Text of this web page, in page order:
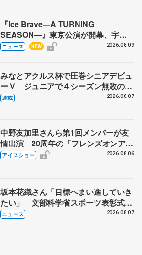
『Ice Brave―A TURNING
SEASON―』東京公演が開幕、宇野
昌磨の『Ice Brave』にかける思いを
ニュース NEW 2026.08.09
みなとアクルス杯で圧巻シニアデビュ
ーＶ ジュニアで４シーズン無敗の島
田麻央
連載 2026.08.07
中野友加里さんら第1回メンバーが友
情出演 20周年の「フレンズオンアイ
ス」 宮本賢二さん、有川梨絵さん、
アイスショー 2026.08.06
坂本花織さん「目標へまい進していき
たい」 文部科学省スポーツ表彰式で
代表謝辞
ニュース 2026.08.07